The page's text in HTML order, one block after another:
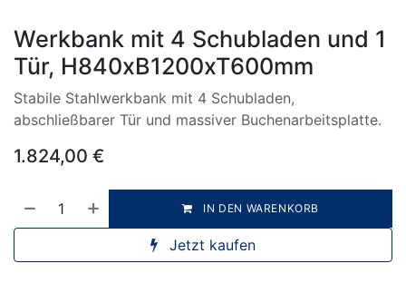
Werkbank mit 4 Schubladen und 1
Tür, H840xB1200xT600mm
Stabile Stahlwerkbank mit 4 Schubladen,
abschließbarer Tür und massiver Buchenarbeitsplatte.
1.824,00 €
IN DEN WARENKORB
Jetzt kaufen